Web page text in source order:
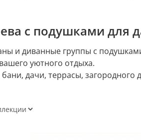
с подушками для
и диванные группы с
уютного отдыха.
дачи, террасы,